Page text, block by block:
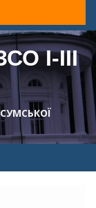
І-ІІІ